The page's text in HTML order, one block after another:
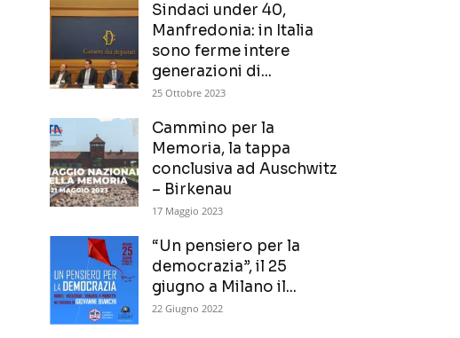
Sindaci under 40,
Manfredonia: in Italia
sono ferme intere
generazioni di...
25 Ottobre 2023
Cammino per la
Memoria, la tappa
conclusiva ad Auschwitz
– Birkenau
17 Maggio 2023
“Un pensiero per la
democrazia”, il 25
giugno a Milano il...
22 Giugno 2022